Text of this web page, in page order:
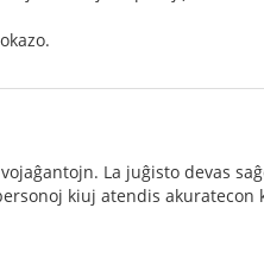
La juĝisto devas
kiuj atendis akuratecon